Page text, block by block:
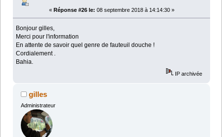
« Réponse #26 le: 08 septembre 2018 à 14:14:30 »
Bonjour gilles,
Merci pour l'information
En attente de savoir quel genre de fauteuil douche !
Cordialement .
Bahia.
IP archivée
gilles
Administrateur